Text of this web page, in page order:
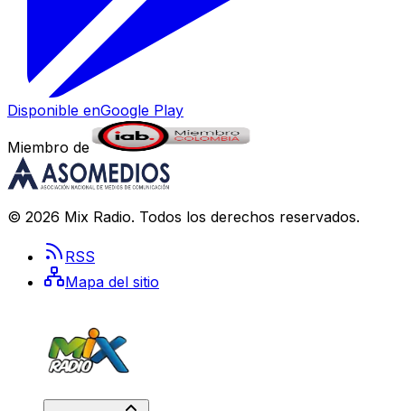
Disponible enGoogle Play
Miembro de
© 2026 Mix Radio. Todos los derechos reservados.
RSS
Mapa del sitio